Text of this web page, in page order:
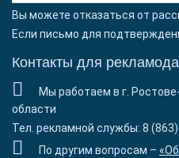
Вы можете отказаться от
Если письмо для
Контакты для
Мы работаем в г.
области
Тел. рекламной службы: 8
По другим вопросам –